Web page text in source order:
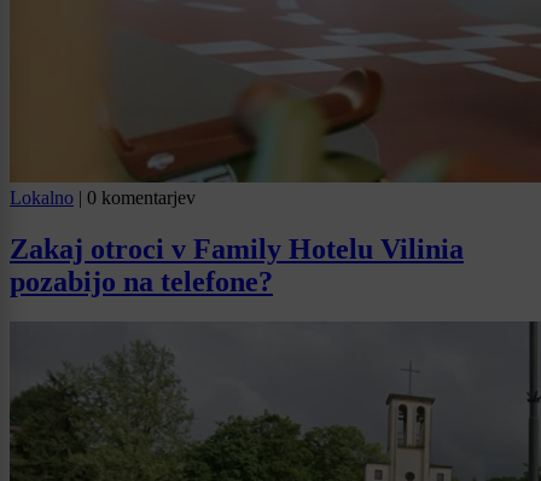
Lokalno | 0 komentarjev
Zakaj otroci v Family Hotelu Vilinia
pozabijo na telefone?